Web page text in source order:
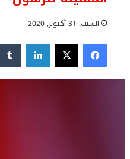
السبت, 31 أكتوبر, 2020
فيسبوك‫X لينكدإن